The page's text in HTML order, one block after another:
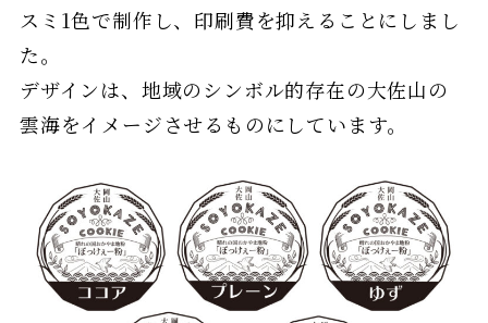
スミ1色で制作し、印刷費を抑えることにしまし
た。
デザインは、地域のシンボル的存在の大佐山の
雲海をイメージさせるものにしています。